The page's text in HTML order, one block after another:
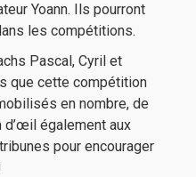
Yoann. Ils pourront
les compétitions.
Pascal, Cyril et
que cette compétition
en nombre, de
également aux
pour encourager